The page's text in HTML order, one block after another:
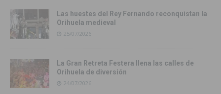
Las huestes del Rey Fernando reconquistan la
Orihuela medieval
25/07/2026
La Gran Retreta Festera llena las calles de
Orihuela de diversión
24/07/2026